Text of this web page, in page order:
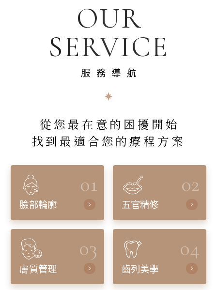
OUR
SERVICE
服務導航
從您最在意的困擾開始
找到最適合您的療程方案
01
臉部輪廓
02
五官精修
03
膚質管理
04
齒列美學